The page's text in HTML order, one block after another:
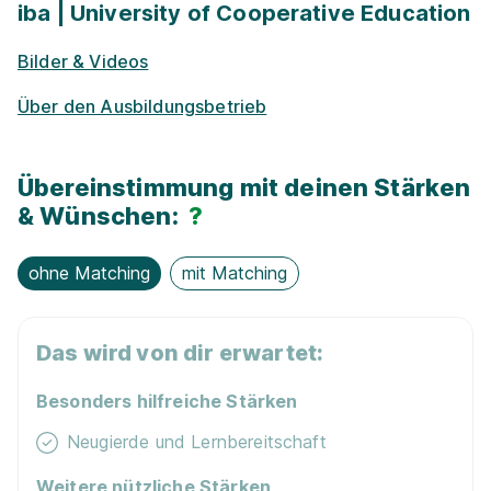
Duales Studium BWL Hotelmanagement | Hotel
Ottheinrich iba | University of Cooperative Education
69469 Weinheim
90%
Eignung
Alumni­netz­werk
Exkur­sionen
iba | University of Cooperative Education
Bilder & Videos
Über den Ausbildungsbetrieb
Übereinstimmung mit deinen Stärken
& Wünschen: ?
ohne Matching mit Matching
Das wird von dir erwartet:
Besonders hilfreiche Stärken
Neugierde und Lernbereitschaft